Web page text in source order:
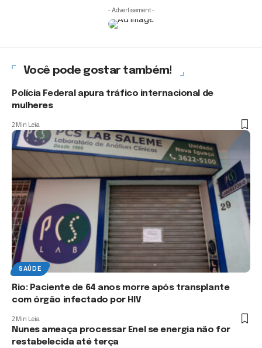
- Advertisement -
Você pode gostar também!
Polícia Federal apura tráfico internacional de
mulheres
2 Min Leia
SAÚDE
Rio: Paciente de 64 anos morre após transplante
com órgão infectado por HIV
2 Min Leia
Nunes ameaça processar Enel se energia não for
restabelecida até terça